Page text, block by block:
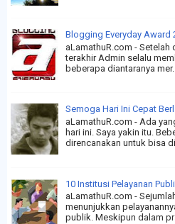
Blogging Everyday Award
aLamathuR.com -
terakhir Admin selalu
beberapa diantaranya mer...
Semoga Hari Ini Cepat
aLamathuR.com - Ada
hari ini. Saya yakin itu.
direncanakan untuk bisa
10 Institusi Pelayanan
aLamathuR.com -
menunjukkan
publik. Meskipun dalam